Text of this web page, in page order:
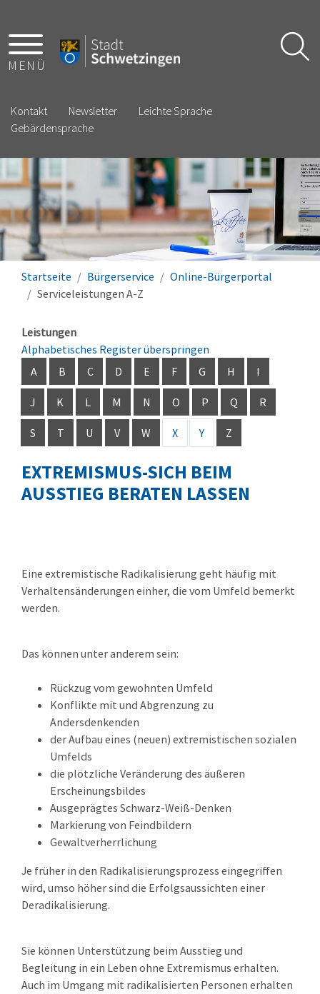
MENÜ
Kontakt Newsletter
Leichte Sprache
Gebärdensprache
Startseite Bürgerservice
Online-Bürgerportal
Serviceleistungen A-Z
Leistungen
Alphabetisches Register überspringen
A
B C D E F G H I
J K L M N O P Q R
S T U V W X Y Z
EXTREMISMUS-SICH BEIM
AUSSTIEG BERATEN LASSEN
Eine extremistische Radikalisierung geht häufig mit
Verhaltensänderungen einher, die vom Umfeld bemerkt
werden.
Das können unter anderem sein:
Rückzug vom gewohnten Umfeld
Konflikte mit und Abgrenzung zu
Andersdenkenden
der Aufbau eines (neuen) extremistischen sozialen
Umfelds
die plötzliche Veränderung des äußeren
Erscheinungsbildes
Ausgeprägtes Schwarz-Weiß-Denken
Markierung von Feindbildern
Gewaltverherrlichung
Je früher in den Radikalisierungsprozess eingegriffen
wird, umso höher sind die Erfolgsaussichten einer
Deradikalisierung.
Sie können Unterstützung beim Ausstieg und
Begleitung in ein Leben ohne Extremismus erhalten.
Auch im Umgang mit radikalisierten Personen erhalten